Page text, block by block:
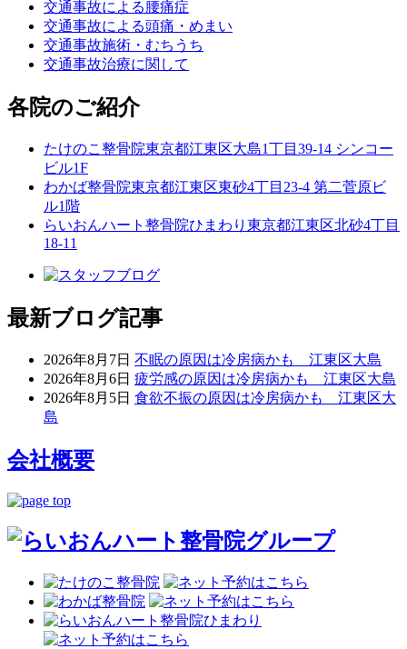
交通事故による腰痛症
交通事故による頭痛・めまい
交通事故施術・むちうち
交通事故治療に関して
各院のご紹介
たけのこ整骨院東京都江東区大島1丁目39-14 シンコー
ビル1F
わかば整骨院東京都江東区東砂4丁目23-4 第二菅原ビ
ル1階
らいおんハート整骨院ひまわり 東京都江東区北砂4丁目
18-11
最新ブログ記事
2026年8月7日 不眠の原因は冷房病かも 江東区大島
2026年8月6日 疲労感の原因は冷房病かも 江東区大島
2026年8月5日 食欲不振の原因は冷房病かも 江東区大
島
会社概要